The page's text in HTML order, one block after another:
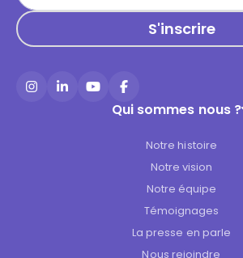
Instagram
LinkedInYouTubeFacebook
Qui sommes nous ?
Notre histoire
Notre vision
Notre équipe
Témoignages
La presse en parle
Nous rejoindre